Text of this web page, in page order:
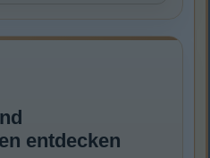
entdecken